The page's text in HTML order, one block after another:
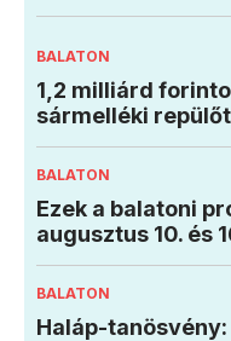
BALATON
1,2 milliárd
sármelléki
BALATON
Ezek a balatoni
augusztus 10. és
BALATON
Haláp-